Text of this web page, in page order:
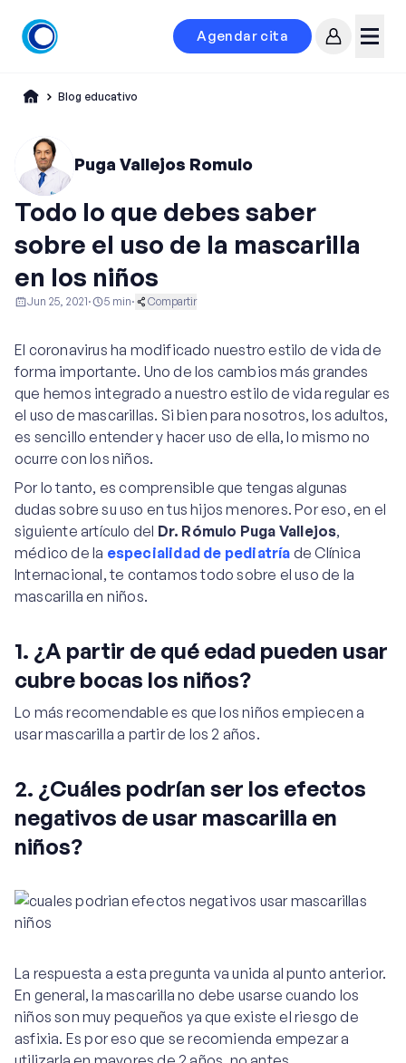
Agendar cita
Blog educativo
Puga Vallejos Romulo
Todo lo que debes saber
sobre el uso de la mascarilla
en los niños
Jun 25, 2021· 5 min· Compartir
Pediatría
El coronavirus ha modificado nuestro estilo de vida de
forma importante. Uno de los cambios más grandes
que hemos integrado a nuestro estilo de vida regular es
el uso de mascarillas. Si bien para nosotros, los adultos,
es sencillo entender y hacer uso de ella, lo mismo no
ocurre con los niños.
Por lo tanto, es comprensible que tengas algunas
dudas sobre su uso en tus hijos menores. Por eso, en el
siguiente artículo del Dr. Rómulo Puga Vallejos,
médico de la especialidad de pediatría de Clínica
Internacional, te contamos todo sobre el uso de la
mascarilla en niños.
1. ¿A partir de qué edad pueden usar
cubre bocas los niños?
Lo más recomendable es que los niños empiecen a
usar mascarilla a partir de los 2 años.
2. ¿Cuáles podrían ser los efectos
negativos de usar mascarilla en
niños?
La respuesta a esta pregunta va unida al punto anterior.
En general, la mascarilla no debe usarse cuando los
niños son muy pequeños ya que existe el riesgo de
asfixia. Es por eso que se recomienda empezar a